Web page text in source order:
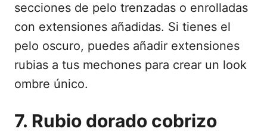
secciones de pelo trenzadas o enrolladas
con extensiones añadidas. Si tienes el
pelo oscuro, puedes añadir extensiones
rubias a tus mechones para crear un look
ombre único.
7. Rubio dorado cobrizo